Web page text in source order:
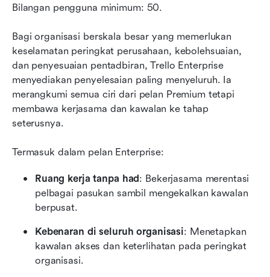
Bilangan pengguna minimum: 50.
Bagi organisasi berskala besar yang memerlukan
keselamatan peringkat perusahaan, kebolehsuaian,
dan penyesuaian pentadbiran, Trello Enterprise
menyediakan penyelesaian paling menyeluruh. Ia
merangkumi semua ciri dari pelan Premium tetapi
membawa kerjasama dan kawalan ke tahap
seterusnya.
Termasuk dalam pelan Enterprise:
Ruang kerja tanpa had: Bekerjasama merentasi
pelbagai pasukan sambil mengekalkan kawalan
berpusat.
Kebenaran di seluruh organisasi: Menetapkan
kawalan akses dan keterlihatan pada peringkat
organisasi.